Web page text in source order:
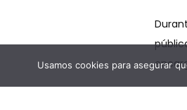
Usamos cookies para asegurar